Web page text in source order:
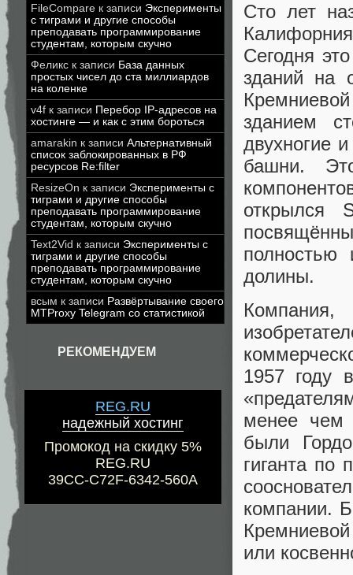
FileCompare к записи Эксперименты
с тиграми и другие способы
преподавать программирование
студентам, которым скучно
Феликс к записи База данных
простых чисел до ста миллиардов
на коленке
v4f к записи Перебор IP-адресов на
хостинге — и как с этим бороться
amarakin к записи Альтернативный
список заблокированных в РФ
ресурсов Re:filter
ResizeOn к записи Эксперименты с
тиграми и другие способы
преподавать программирование
студентам, которым скучно
Text2Vid к записи Эксперименты с
тиграми и другие способы
преподавать программирование
студентам, которым скучно
всым к записи Развёртывание своего
MTProxy Telegram со статистикой
РЕКОМЕНДУЕМ
REG.RU
надежный хостинг
Промокод на скидку 5%
REG.RU
39CC-C72F-6342-560A
Сто лет
Сегодня
зданий на
зданием
двухногие
башни.
открылся
полностью
долины.
1957 году
менее чем
были
гиганта по
компании.
или